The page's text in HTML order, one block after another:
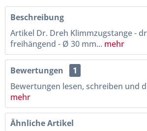
Beschreibung
Artikel Dr. Dreh Klimmzugstange -
freihängend - Ø 30 mm... mehr
Bewertungen
1
Bewertungen lesen, schreiben und
mehr
Ähnliche Artikel